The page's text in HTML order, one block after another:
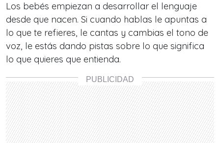
Los bebés empiezan a desarrollar el lenguaje
desde que nacen. Si cuando hablas le apuntas a
lo que te refieres, le cantas y cambias el tono de
voz, le estás dando pistas sobre lo que significa
lo que quieres que entienda.